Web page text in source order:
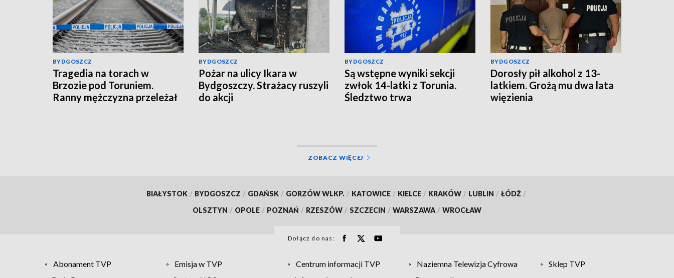
BYDGOSZCZ
Tragedia na torach w
Brzozie pod Toruniem.
Ranny mężczyzna przeleżał
BYDGOSZCZ
Pożar na ulicy Ikara w
Bydgoszczy. Strażacy ruszyli
do akcji
BYDGOSZCZ
Są wstępne wyniki sekcji
zwłok 14-latki z Torunia.
Śledztwo trwa
BYDGOSZCZ
Dorosły pił alkohol z 13-
latkiem. Grożą mu dwa lata
więzienia
ZOBACZ WIĘCEJ
BIAŁYSTOK / BYDGOSZCZ / GDAŃSK / GORZÓW WLKP. / KATOWICE / KIELCE / KRAKÓW / LUBLIN / ŁÓDŹ /
OLSZTYN / OPOLE / POZNAŃ / RZESZÓW / SZCZECIN / WARSZAWA / WROCŁAW
Dołącz do nas:
Abonament TVP Emisja w TVP Centrum informacji TVP Naziemna Telewizja Cyfrowa
Sklep TVP